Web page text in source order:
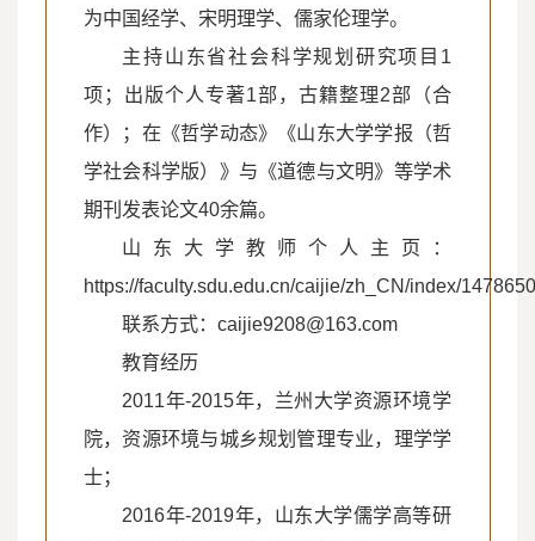
为中国经学、宋明理学、儒家伦理学。
主持山东省社会科学规划研究项目1
项；出版个人专著1部，古籍整理2部（合
作）；在《哲学动态》《山东大学学报（哲
学社会科学版）》与《道德与文明》等学术
期刊发表论文40余篇。
山东大学教师个人主页：
https://faculty.sdu.edu.cn/caijie/zh_CN/index/
联系方式：caijie9208@163.com
教育经历
2011年-2015年，兰州大学资源环境学
院，资源环境与城乡规划管理专业，理学学
士；
2016年-2019年，山东大学儒学高等研